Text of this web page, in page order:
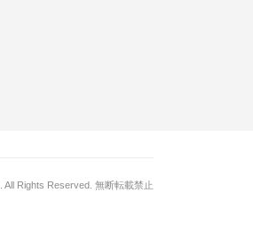
All Rights Reserved. 無断転載禁止